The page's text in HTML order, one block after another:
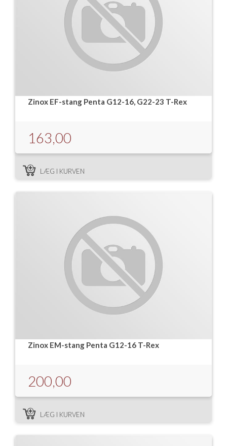
Zinox EF-stang Penta G12-16, G22-23 T-Rex
163,00
LÆG I KURVEN
Zinox EM-stang Penta G12-16 T-Rex
200,00
LÆG I KURVEN